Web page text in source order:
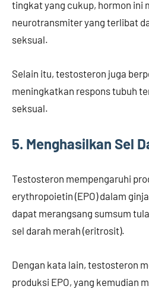
tingkat yang cukup, hormon ini
neurotransmiter yang terlibat
seksual.
Selain itu, testosteron juga
meningkatkan respons tubuh
seksual.
5. Menghasilkan Sel
Testosteron mempengaruhi
erythropoietin (EPO) dalam
dapat merangsang sumsum
sel darah merah (eritrosit).
Dengan kata lain, testosteron
produksi EPO, yang kemudian